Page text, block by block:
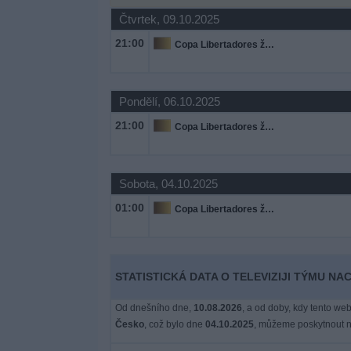
Čtvrtek, 09.10.2025
21:00 Copa Libertadores ženy
Pondělí, 06.10.2025
21:00 Copa Libertadores ženy
Sobota, 04.10.2025
01:00 Copa Libertadores ženy
STATISTICKÁ DATA O TELEVIZIJI TÝMU
Od dnešního dne, 10.08.2026, a od doby, kdy tento
Česko, což bylo dne 04.10.2025, můžeme poskytnout